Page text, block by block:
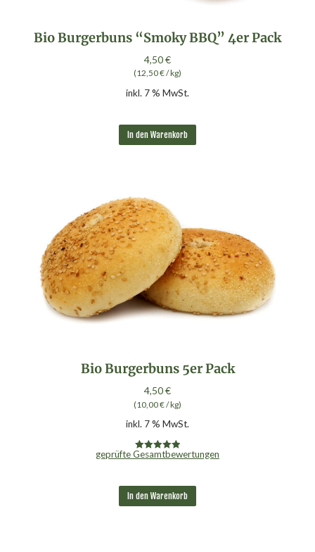
Bio Burgerbuns “Smoky BBQ” 4er Pack
4,50€
(12,50€/kg)
inkl. 7 % MwSt.
In den Warenkorb
Bio Burgerbuns 5er Pack
4,50€
(10,00€/kg)
inkl. 7 % MwSt.
Bewertet mit
geprüfte Gesamtbewertungen
In den Warenkorb